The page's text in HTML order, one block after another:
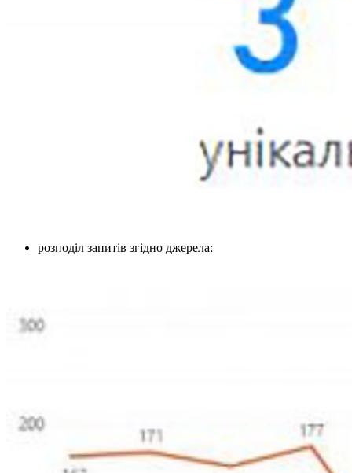
розподіл запитів згідно джерела: